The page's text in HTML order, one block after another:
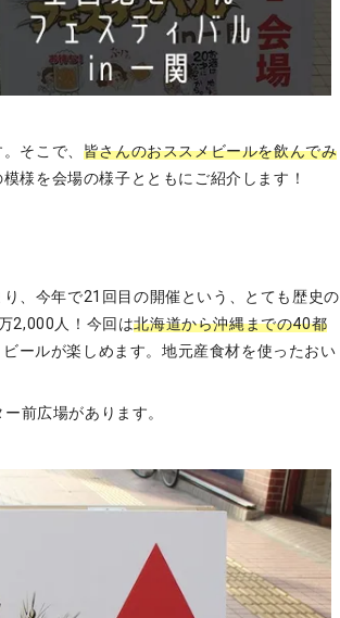
そこで、 皆さんのおススメビールを飲んでみ
模様を会場の様子とともにご紹介します！
り、今年で21回目の開催という、とても歴史の
2,000人！今回は北海道から沖縄までの40都
ールが楽しめます。地元産食材を使ったおい
前広場があります。